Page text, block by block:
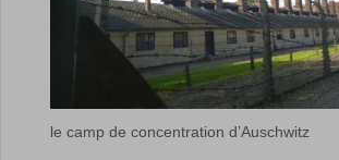
le camp de concentration d’Auschwitz